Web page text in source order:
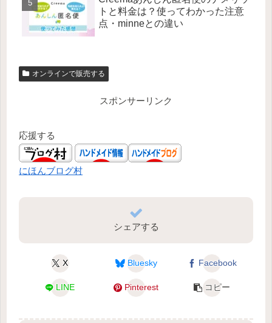
トと料金は？使ってわかった注意
点・minneとの違い
オンラインで販売する
スポンサーリンク
応援する
にほんブログ村
シェアする
X Bluesky Facebook
LINE Pinterest コピー